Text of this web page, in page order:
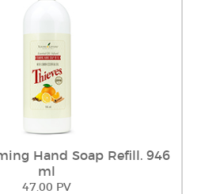
Hand Soap Refill. 946
ml
47.00 PV